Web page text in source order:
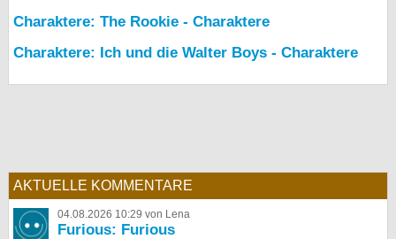
Charaktere: The Rookie - Charaktere
Charaktere: Ich und die Walter Boys - Charaktere
AKTUELLE KOMMENTARE
04.08.2026 10:29 von Lena
Furious: Furious